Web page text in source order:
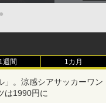
●
1週間 1カ月
」。涼感シアサッカーワン
は1990円に